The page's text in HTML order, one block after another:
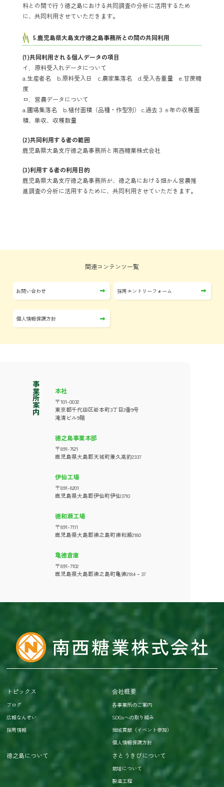
科との間で行う徳之島における共同調査の分析に活用するため
に、共同利用させていただきます。
5.鹿児島県大島支庁徳之島事務所との間の共同利用
(1)共同利用される個人データの項目
イ．原料受入れデータについて
a.生産者名 b.原料受入日 c.農家集落名 d.受入各重量 e.甘蔗糖
度
ロ．営農データについて
a.圃場集落名 b.植付面積（品種・作型別） c.過去３ヵ年の収穫面
積、単収、収穫数量
(2)共同利用する者の範囲
鹿児島県大島支庁徳之島事務所と南西糖業株式会社
(3)利用する者の利用目的
鹿児島県大島支庁徳之島事務所が、徳之島における畑かん営農推
進調査の分析に活用するために、共同利用させていただきます。
関連コンテンツ一覧
お問い合わせ 採用エントリーフォーム
個人情報保護方針
事業所案内 本社
〒101-0032
東京都千代田区岩本町3丁目2番9号
滝清ビル9階
徳之島事業本部
〒891-7621
鹿児島県大島郡天城町兼久高釣2337
伊仙工場
〒891-8201
鹿児島県大島郡伊仙町伊仙3710
徳和瀬工場
〒891-7111
鹿児島県大島郡徳之島町徳和瀬2180
亀徳倉庫
〒891-7102
鹿児島県大島郡徳之島町亀徳2184－37
トピックス
ブログ
広報なんせい
採用情報
会社概要
各事業所のご案内
SDGsへの取り組み
地域貢献（イベント参加）
個人情報保護方針
徳之島について さとうきびについて
栽培について
製造工程